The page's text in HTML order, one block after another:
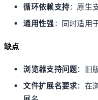
循环依赖支持：原生
通用性强：同时适用
缺点
浏览器支持问题：旧
文件扩展名要求：在